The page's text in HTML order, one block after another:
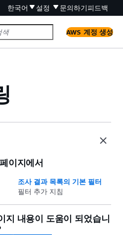
한국어 설정 문의하기피드백
AWS 계정 생성
이지에서
조사 결과 목록의 기본 필터
필터 추가 지침
지 내용이 도움이 되었습니